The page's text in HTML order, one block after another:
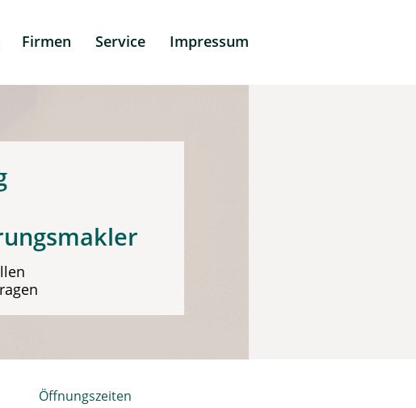
Firmen Service Impressum
Uhlig
Öffnungszeiten